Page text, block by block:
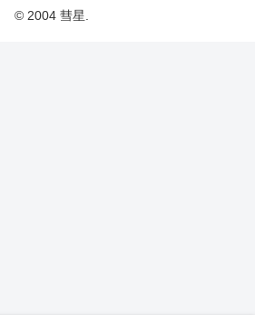
© 2004 彗星.